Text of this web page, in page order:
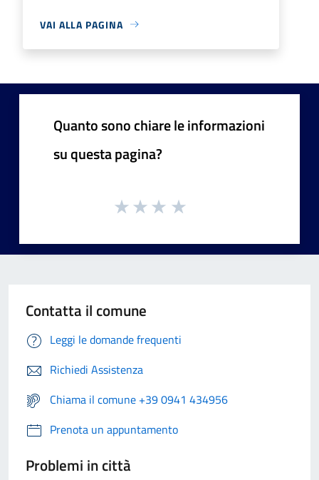
VAI ALLA PAGINA
Quanto sono chiare le informazioni
su questa pagina?
Contatta il comune
Leggi le domande frequenti
Richiedi Assistenza
Chiama il comune +39 0941 434956
Prenota un appuntamento
Problemi in città